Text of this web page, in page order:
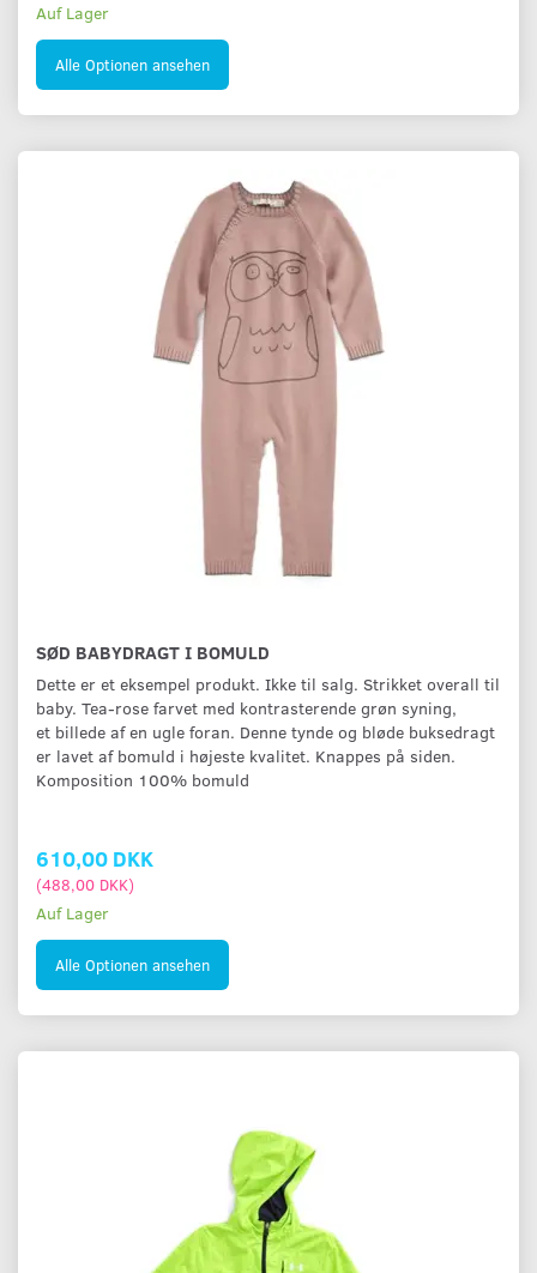
Auf Lager
Alle Optionen ansehen
SØD BABYDRAGT I BOMULD
Dette er et eksempel produkt. Ikke til salg. Strikket overall til
baby. Tea-rose farvet med kontrasterende grøn syning,
et billede af en ugle foran. Denne tynde og bløde buksedragt
er lavet af bomuld i højeste kvalitet. Knappes på siden.
Komposition 100% bomuld
610,00 DKK
(488,00 DKK)
Auf Lager
Alle Optionen ansehen